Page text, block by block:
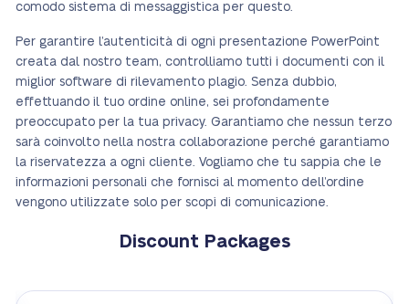
comodo sistema di messaggistica per questo.
Per garantire l’autenticità di ogni presentazione PowerPoint
creata dal nostro team, controlliamo tutti i documenti con il
miglior software di rilevamento plagio. Senza dubbio,
effettuando il tuo ordine online, sei profondamente
preoccupato per la tua privacy. Garantiamo che nessun terzo
sarà coinvolto nella nostra collaborazione perché garantiamo
la riservatezza a ogni cliente. Vogliamo che tu sappia che le
informazioni personali che fornisci al momento dell’ordine
vengono utilizzate solo per scopi di comunicazione.
Discount Packages